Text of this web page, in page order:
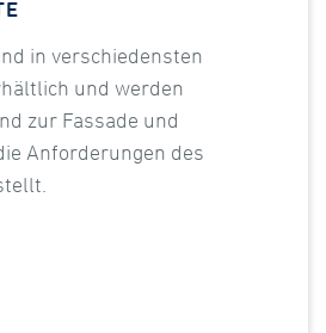
in verschiedensten
und werden
zur Fassade und
Anforderungen des